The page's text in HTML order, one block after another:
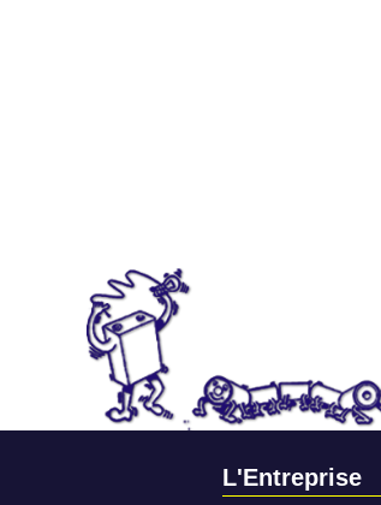
L'Entreprise